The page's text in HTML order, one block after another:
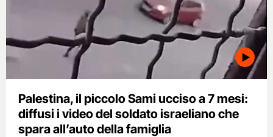
Palestina, il piccolo Sami ucciso a 7 mesi:
diffusi i video del soldato israeliano che
spara all’auto della famiglia